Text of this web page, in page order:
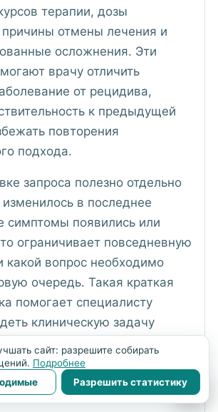
терапии, дозы
причины отмены лечения и
осложнения. Эти
врачу отличить
от рецидива,
к предыдущей
повторения
подхода.
запроса полезно отдельно
изменилось в последнее
симптомы появились или
ограничивает повседневную
какой вопрос необходимо
очередь. Такая краткая
помогает специалисту
клиническую задачу
💬
сайт: разрешите собирать
Подробнее
Разрешить статистику